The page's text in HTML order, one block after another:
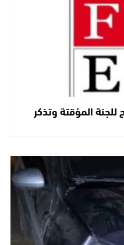
للجنة المؤقتة وتذكر